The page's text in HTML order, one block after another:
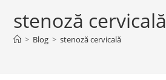
stenoză cervicală
> Blog > stenoză cervicală